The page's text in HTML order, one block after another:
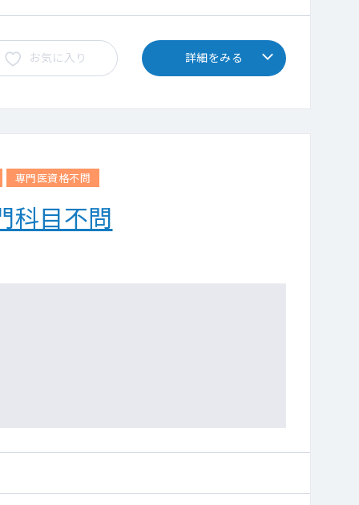
お気に入り 詳細をみる
専門医資格不問
科目不問